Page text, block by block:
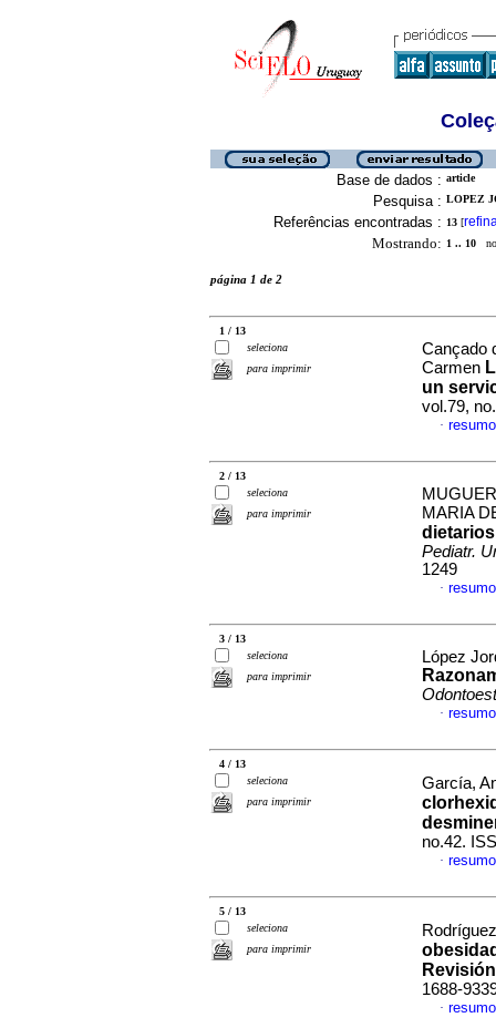
Base de dados : article
Pesquisa : LOPEZ
Referências encontradas : 13 [
Mostrando: 1 .. 10
página 1 de 2
1 / 13
seleciona
para imprimir
Cançado
Carmen
un
vol.79,
·
2 / 13
seleciona
para imprimir
MARIA
Pediatr.
1249
·
3 / 13
seleciona
para imprimir
López
·
4 / 13
seleciona
para imprimir
García,
no.42.
·
5 / 13
seleciona
para imprimir
1688-
·